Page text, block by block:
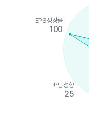
The chart has 1 X
The chart has 1 Y
배당성향
25
EPS성장률
100